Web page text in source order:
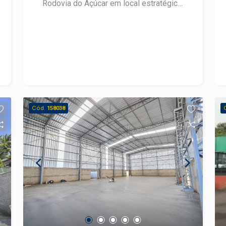
Rodovia do Açúcar em local estratégico
Cód. 158038